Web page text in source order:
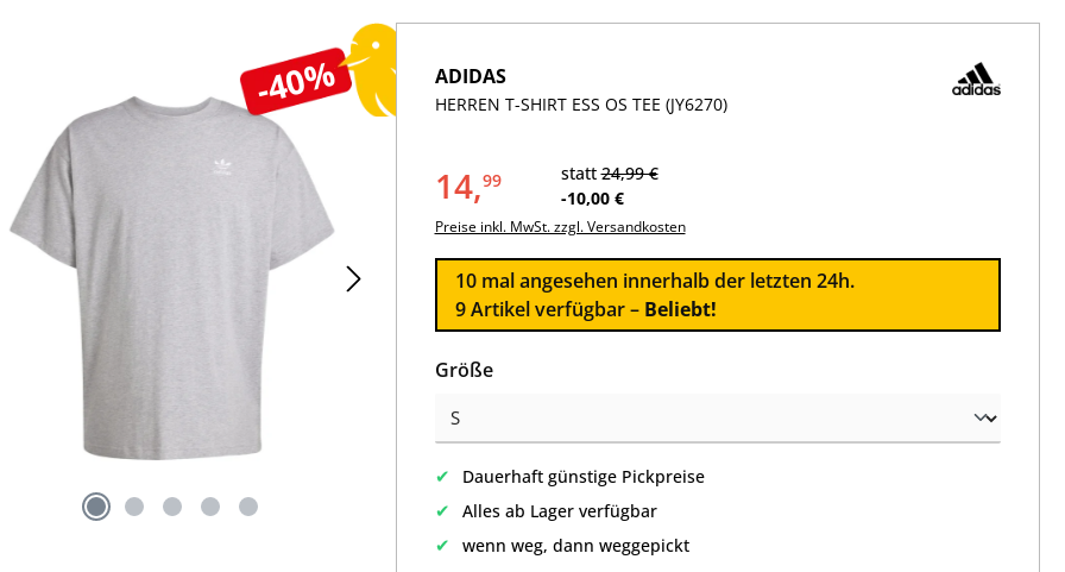
-40%
ADIDAS
HERREN T-SHIRT ESS OS TEE (JY6270)
14,99 statt24,99 €
-10,00 €
Preise inkl. MwSt. zzgl. Versandkosten
10mal angesehen innerhalb der letzten 24h.
9 Artikel verfügbar – Beliebt!
Größeauswählen
✔ Dauerhaft günstige Pickpreise
✔ Alles ab Lager verfügbar
✔ wenn weg, dann weggepickt